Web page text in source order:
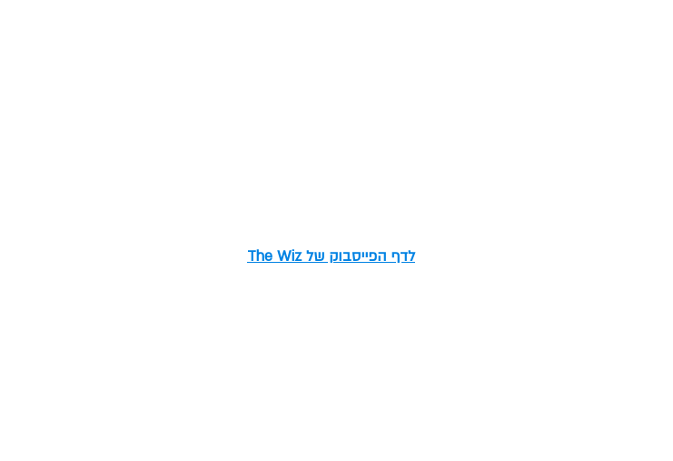
לדף הפייסבוק של The Wiz